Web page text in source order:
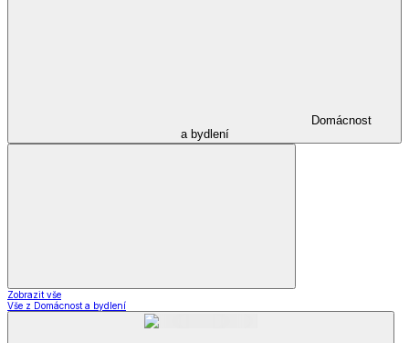
Domácnost
a bydlení
Zobrazit vše
Vše z Domácnost a bydlení